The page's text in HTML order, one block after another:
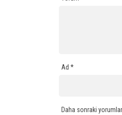
Ad *
Daha sonraki